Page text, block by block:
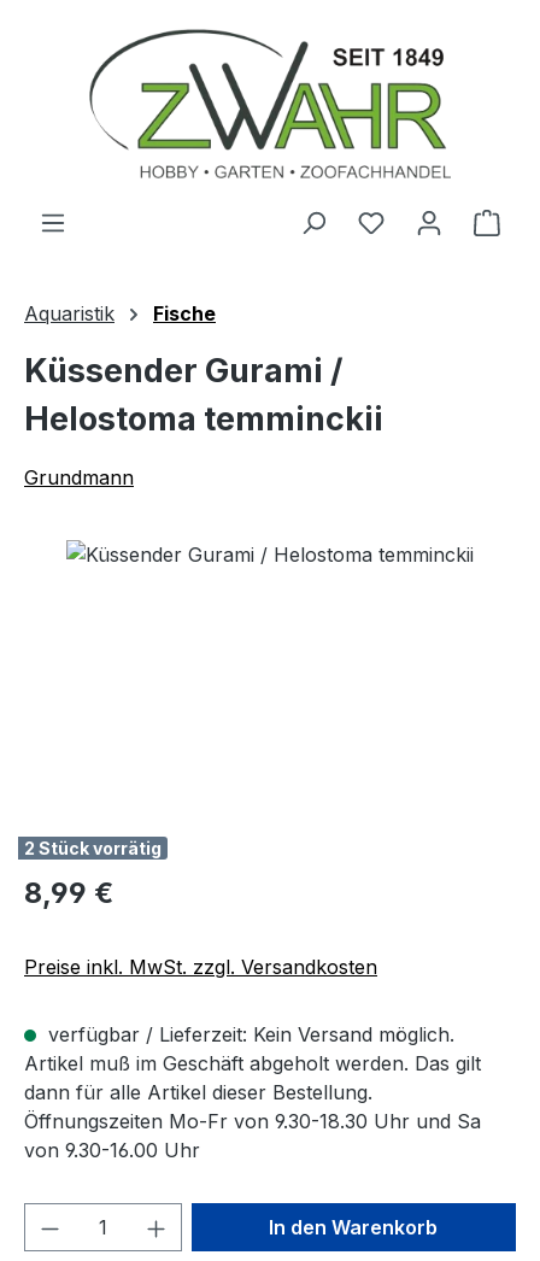
Zum Hauptinhalt springen
Aquaristik Fische
Küssender Gurami /
Helostoma temminckii
Grundmann
Bildergalerie überspringen
2 Stück vorrätig
Regulärer Preis:
8,99 €
Preise inkl. MwSt. zzgl. Versandkosten
verfügbar / Lieferzeit: Kein Versand möglich.
Artikel muß im Geschäft abgeholt werden. Das gilt
dann für alle Artikel dieser Bestellung.
Öffnungszeiten Mo-Fr von 9.30-18.30 Uhr und Sa
von 9.30-16.00 Uhr
Produkt Anzahl: Gib denIn den Warenkorb